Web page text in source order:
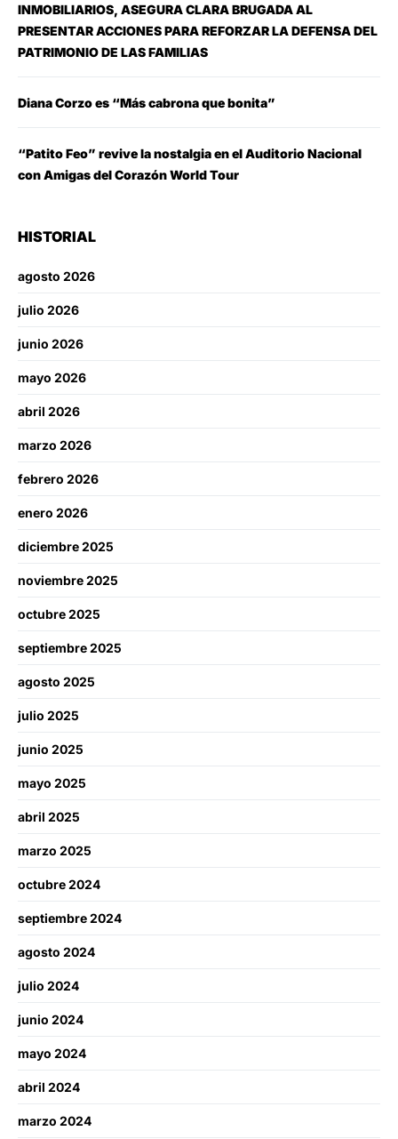
INMOBILIARIOS, ASEGURA CLARA BRUGADA AL
PRESENTAR ACCIONES PARA REFORZAR LA DEFENSA DEL
PATRIMONIO DE LAS FAMILIAS
Diana Corzo es “Más cabrona que bonita”
“Patito Feo” revive la nostalgia en el Auditorio Nacional
con Amigas del Corazón World Tour
HISTORIAL
agosto 2026
julio 2026
junio 2026
mayo 2026
abril 2026
marzo 2026
febrero 2026
enero 2026
diciembre 2025
noviembre 2025
octubre 2025
septiembre 2025
agosto 2025
julio 2025
junio 2025
mayo 2025
abril 2025
marzo 2025
octubre 2024
septiembre 2024
agosto 2024
julio 2024
junio 2024
mayo 2024
abril 2024
marzo 2024